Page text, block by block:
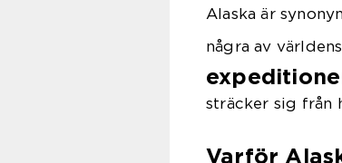
Alaska är
några av
sträcker sig från
Varför